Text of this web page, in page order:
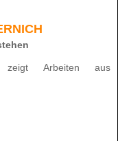
zeigt Arbeiten aus